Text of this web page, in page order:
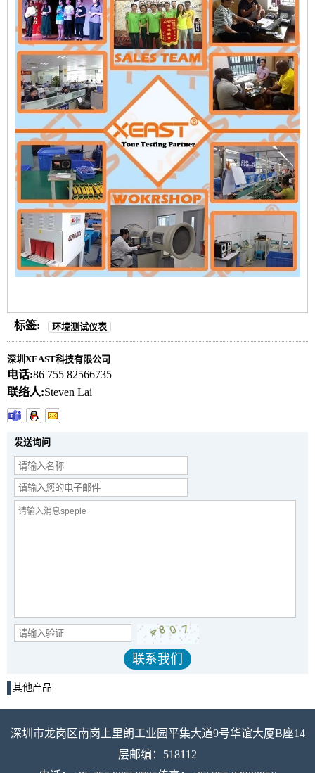
标签: 环境测试仪表
深圳XEAST科技有限公司
电话:86 755 82566735
联络人:Steven Lai
发送询问
其他产品
深圳市龙岗区南岗上里朗工业园平集大道9号华谊大厦B座14
层邮编：518112